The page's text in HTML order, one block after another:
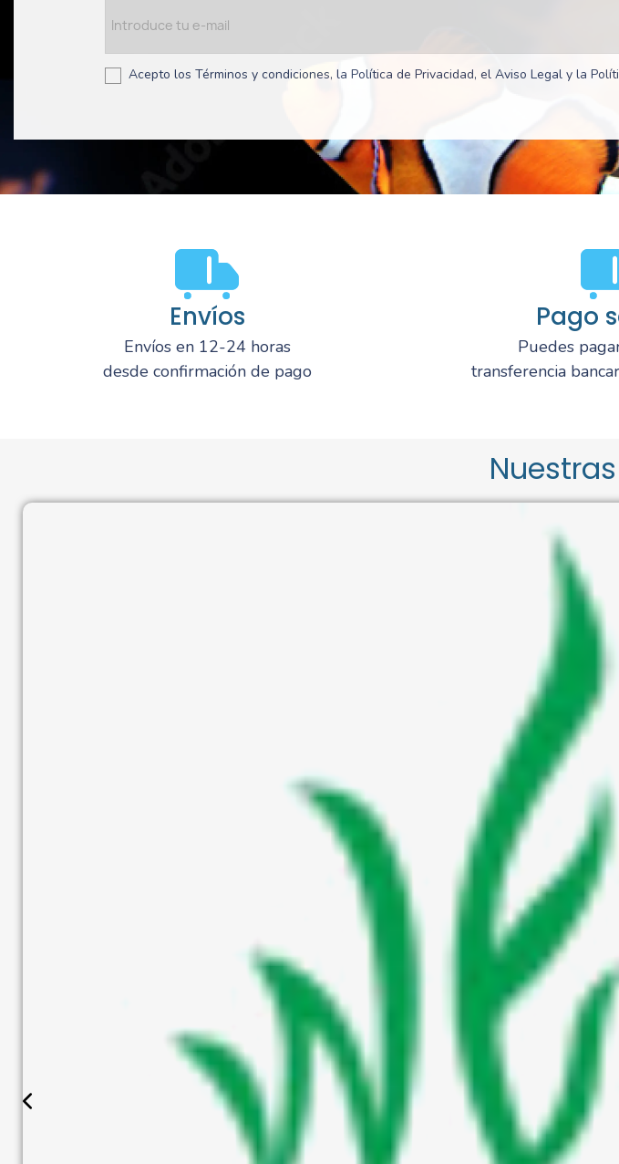
Acepto los Términos y condiciones, la Política de Privacidad, el Aviso Legal y la
Envíos
Envíos en 12-24 horas
desde confirmación de pago
Pago
Puedes
transferencia